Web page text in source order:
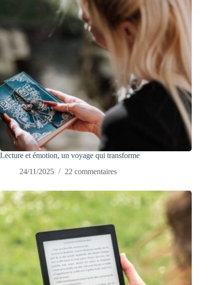
Lecture et émotion, un voyage qui transforme
24/11/2025
22 commentaires